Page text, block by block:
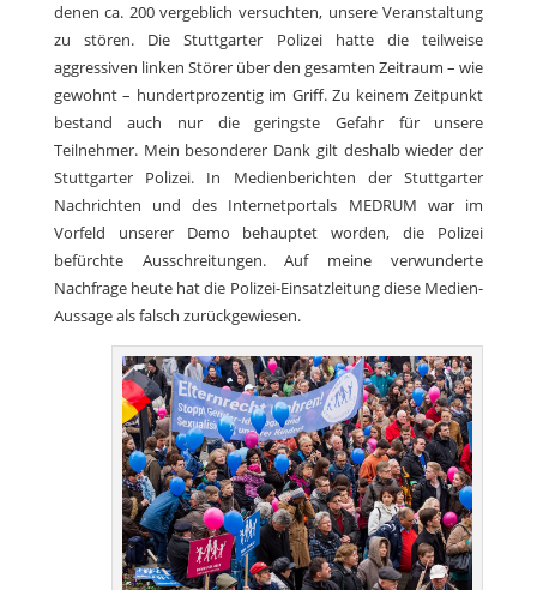
denen ca. 200 vergeblich versuchten, unsere Veranstaltung
zu stören. Die Stuttgarter Polizei hatte die teilweise
aggressiven linken Störer über den gesamten Zeitraum – wie
gewohnt – hundertprozentig im Griff. Zu keinem Zeitpunkt
bestand auch nur die geringste Gefahr für unsere
Teilnehmer. Mein besonderer Dank gilt deshalb wieder der
Stuttgarter Polizei. In Medienberichten der Stuttgarter
Nachrichten und des Internetportals MEDRUM war im
Vorfeld unserer Demo behauptet worden, die Polizei
befürchte Ausschreitungen. Auf meine verwunderte
Nachfrage heute hat die Polizei-Einsatzleitung diese Medien-
Aussage als falsch zurückgewiesen.